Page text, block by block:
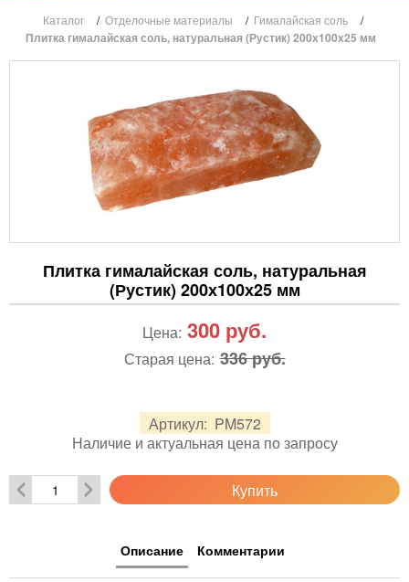
Каталог / Отделочные материалы / Гималайская соль /
Плитка гималайская соль, натуральная (Рустик) 200х100х25 мм
Плитка гималайская соль, натуральная
(Рустик) 200х100х25 мм
Артикул: PM572
Наличие и актуальная цена по запросу
Цена: 300 руб.
Старая цена: 336 руб.
Купить
Описание Комментарии